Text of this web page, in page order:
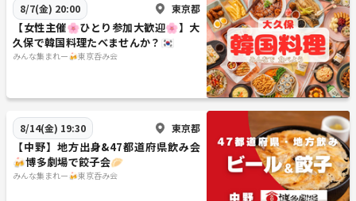
8/7(金) 20:00 東京都
【女性主催🌸ひとり参加大歓迎🌸】大
久保で韓国料理たべませんか？🇰🇷
みんな集まれー🍻東京呑み会
8/14(金) 19:30 東京都
【中野】地方出身&47都道府県飲み会
🍻博多劇場で餃子会🥟
みんな集まれー🍻東京呑み会